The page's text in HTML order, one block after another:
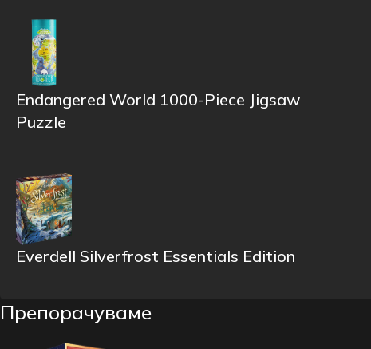
Endangered World 1000-Piece Jigsaw
Puzzle
Everdell Silverfrost Essentials Edition
Препорачуваме